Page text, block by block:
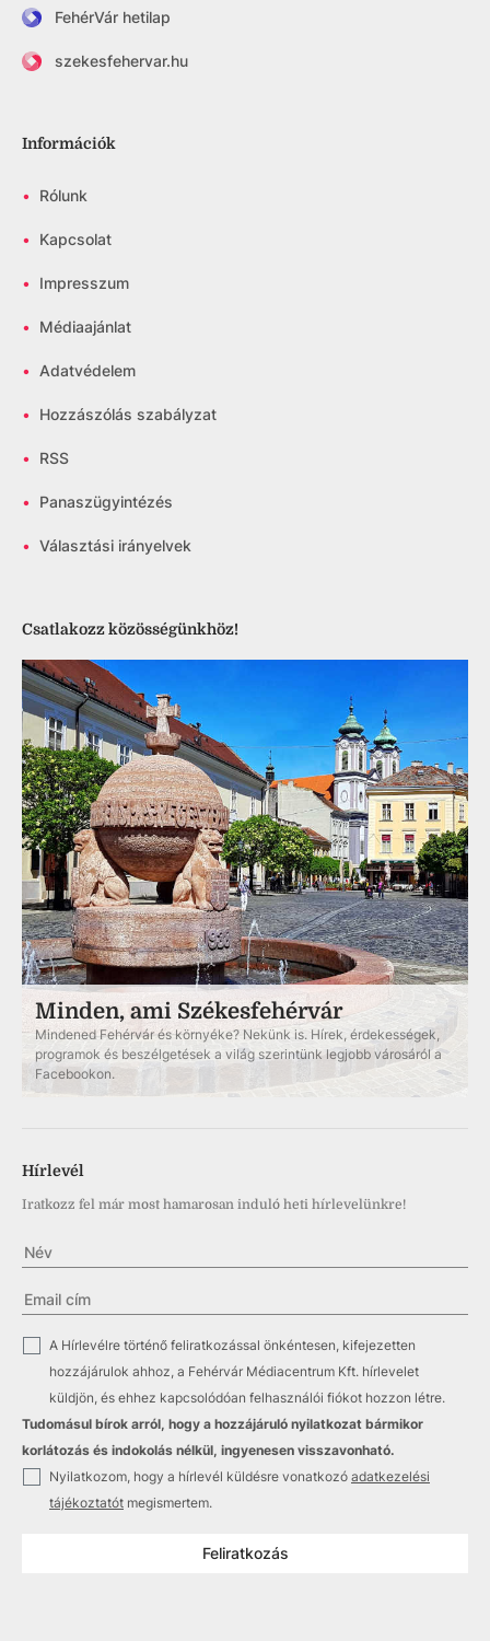
FehérVár hetilap
szekesfehervar.hu
Információk
• Rólunk
• Kapcsolat
• Impresszum
• Médiaajánlat
• Adatvédelem
• Hozzászólás szabályzat
• RSS
• Panaszügyintézés
• Választási irányelvek
Csatlakozz közösségünkhöz!
Minden, ami Székesfehérvár
Mindened Fehérvár és környéke? Nekünk is. Hírek, érdekességek,
programok és beszélgetések a világ szerintünk legjobb városáról a
Facebookon.
Hírlevél
Iratkozz fel már most hamarosan induló heti hírlevelünkre!
✓
A Hírlevélre történő feliratkozással önkéntesen, kifejezetten
hozzájárulok ahhoz, a Fehérvár Médiacentrum Kft. hírlevelet
küldjön, és ehhez kapcsolódóan felhasználói fiókot hozzon létre.
Tudomásul bírok arról, hogy a hozzájáruló nyilatkozat bármikor
korlátozás és indokolás nélkül, ingyenesen visszavonható.
✓ Nyilatkozom, hogy a hírlevél küldésre vonatkozó adatkezelési
tájékoztatót megismertem.
Feliratkozás